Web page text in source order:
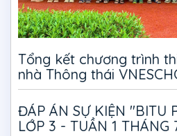
Tổng kết chương trình
nhà Thông thái
ĐÁP ÁN SỰ KIỆN "BITU
LỚP 3 - TUẦN 1 THÁNG